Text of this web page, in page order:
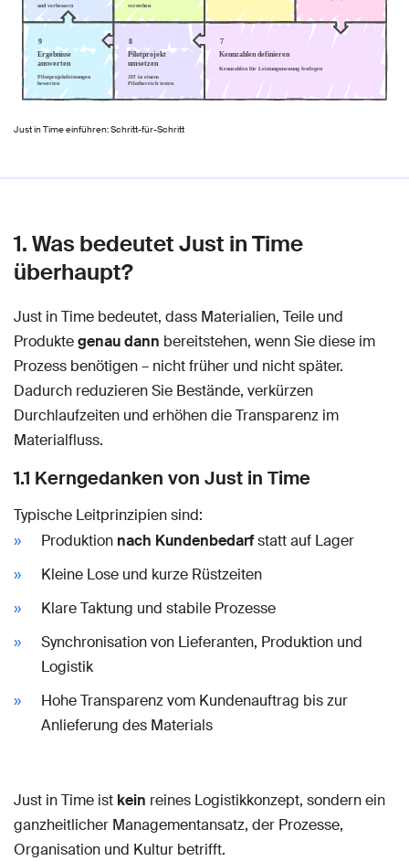
Just in Time einführen: Schritt-für-Schritt
1. Was bedeutet Just in Time
überhaupt?
Just in Time bedeutet, dass Materialien, Teile und
Produktegenau dann bereitstehen, wenn Sie diese im
Prozess benötigen – nicht früher und nicht später.
Dadurch reduzieren Sie Bestände, verkürzen
Durchlaufzeiten und erhöhen die Transparenz im
Materialfluss.
1.1 Kerngedanken von Just in Time
Typische Leitprinzipien sind:
Produktion nach Kundenbedarfstatt auf Lager
Kleine Lose und kurze Rüstzeiten
Klare Taktung und stabile Prozesse
Synchronisation von Lieferanten, Produktion und
Logistik
Hohe Transparenz vom Kundenauftrag bis zur
Anlieferung des Materials
Just in Time ist kein reines Logistikkonzept, sondern ein
ganzheitlicher Managementansatz, der Prozesse,
Organisation und Kultur betrifft.